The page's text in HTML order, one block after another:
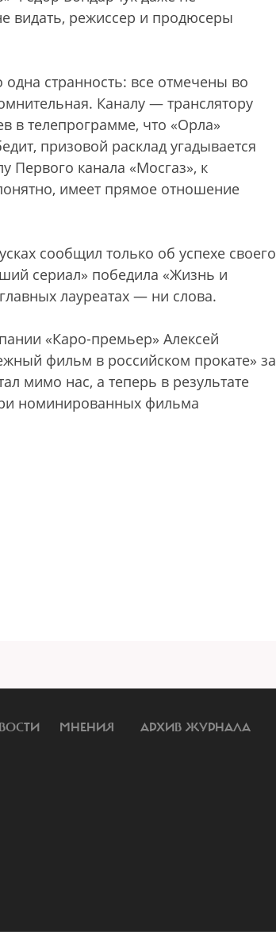
видать, режиссер и продюсеры
странность: все отмечены во
Каналу — транслятору
в телепрограмме, что «Орла»
призовой расклад угадывается
Первого канала «Мосгаз», к
имеет прямое отношение
сообщил только об успехе своего
сериал» победила «Жизнь и
лауреатах — ни слова.
«Каро-премьер» Алексей
фильм в российском прокате» за
мимо нас, а теперь в результате
номинированных фильма
МНЕНИЯ АРХИВ ЖУРНАЛА